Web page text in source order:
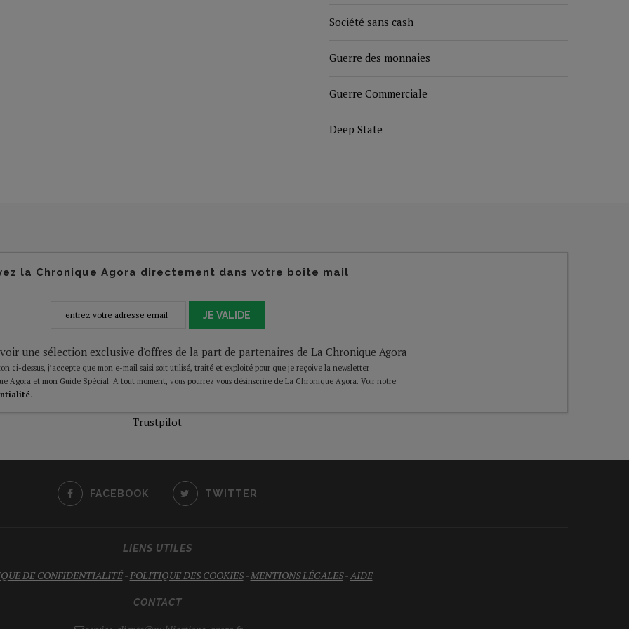
Société sans cash
Guerre des monnaies
Guerre Commerciale
Deep State
la Chronique Agora directement dans votre boîte mail
JE VALIDE
une sélection exclusive d'offres de la part de partenaires de La Chronique Agora
ci-dessus, j’accepte que mon e-mail saisi soit utilisé, traité et exploité pour que je reçoive la newsletter
Agora et mon Guide Spécial. A tout moment, vous pourrez vous désinscrire de La Chronique Agora. Voir notre
.
Trustpilot
FACEBOOK TWITTER
LIENS UTILES
DE CONFIDENTIALITÉ-POLITIQUE DES COOKIES-MENTIONS LÉGALES-AIDE
CONTACT